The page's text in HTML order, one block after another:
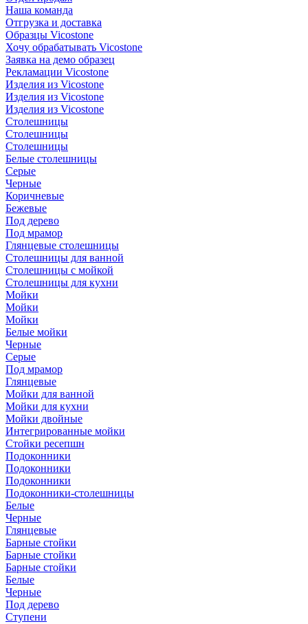
Наша команда
Отгрузка и доставка
Образцы Vicostone
Хочу обрабатывать Vicostone
Заявка на демо образец
Рекламации Vicostone
Изделия из Vicostone
Изделия из Vicostone
Изделия из Vicostone
Столешницы
Столешницы
Столешницы
Белые столешницы
Серые
Черные
Коричневые
Бежевые
Под дерево
Под мрамор
Глянцевые столешницы
Столешницы для ванной
Столешницы с мойкой
Столешницы для кухни
Мойки
Мойки
Мойки
Белые мойки
Черные
Серые
Под мрамор
Глянцевые
Мойки для ванной
Мойки для кухни
Мойки двойные
Интегрированные мойки
Стойки ресепшн
Подоконники
Подоконники
Подоконники
Подоконники-столешницы
Белые
Черные
Глянцевые
Барные стойки
Барные стойки
Барные стойки
Белые
Черные
Под дерево
Ступени